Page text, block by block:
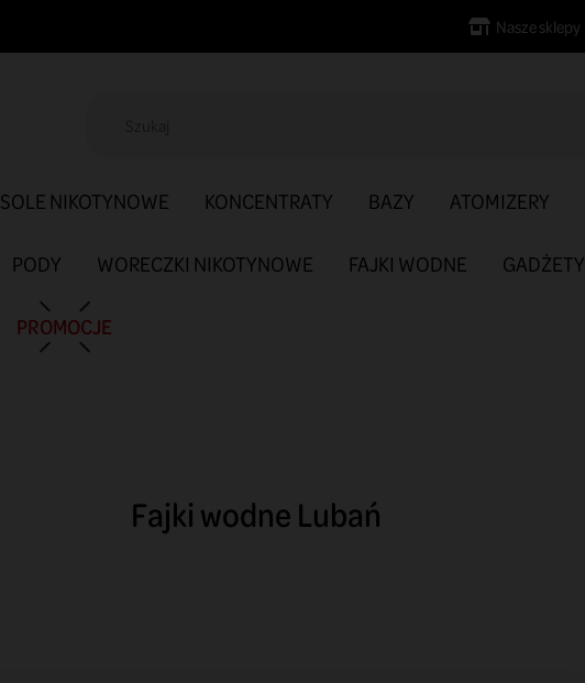
Nasze sklepy
SOLE NIKOTYNOWE KONCENTRATY BAZY ATOMIZERY
PODY WORECZKI NIKOTYNOWE FAJKI WODNE GADŻETY
PROMOCJE
Fajki wodne Lubań